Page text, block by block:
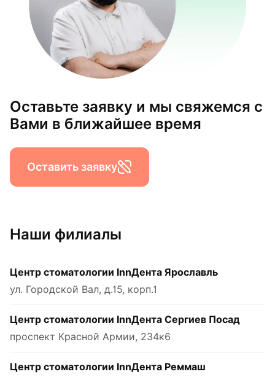
Оставьте заявку и мы свяжемся с
Вами в ближайшее время
Оставить заявку
Наши филиалы
Центр стоматологии InnДента Ярославль
ул. Городской Вал, д.15, корп.1
Центр стоматологии InnДента Сергиев Посад
проспект Красной Армии, 234к6
Центр стоматологии InnДента Реммаш